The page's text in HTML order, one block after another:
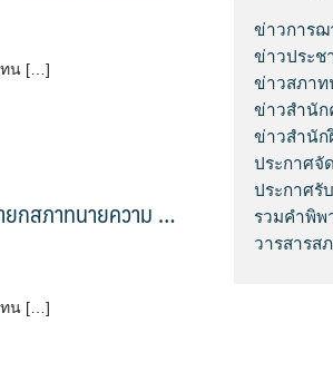
ทน […]
ยกสภาทนายความ …
ทน […]
ข่าวการฌ
ข่าวประช
ข่าวสภาท
ข่าวสำนัก
ข่าวสำนัก
ประกาศจั
ประกาศรั
รวมคำพิพ
วารสารส